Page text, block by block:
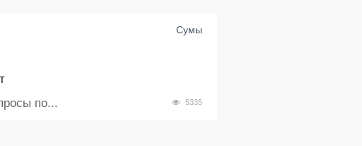
Сумы
5335
по...